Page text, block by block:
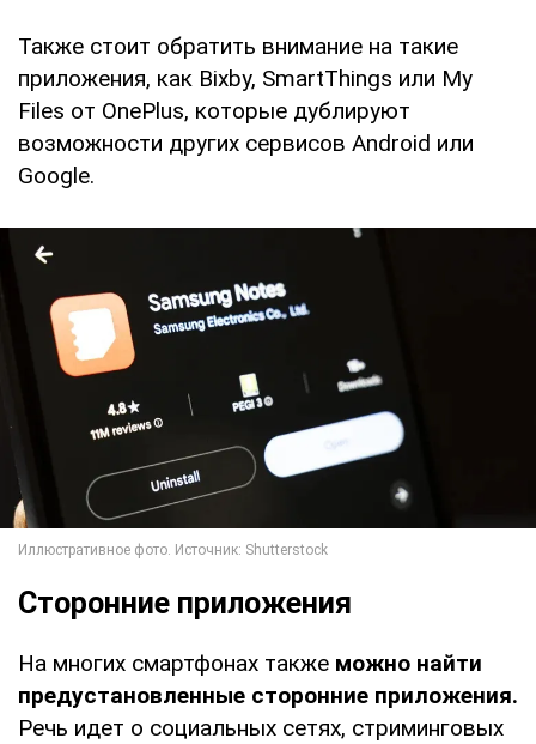
Также стоит обратить внимание на такие
приложения, как Bixby, SmartThings или My
Files от OnePlus, которые дублируют
возможности других сервисов Android или
Google.
Сторонние приложения
На многих смартфонах также можно найти
предустановленные сторонние приложения.
Речь идет о социальных сетях, стриминговых